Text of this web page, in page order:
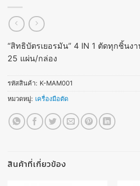
“สิทธิบัตรเยอรมัน” 4 IN 1 ตัดทุกชิ้นง
25 แผ่น/กล่อง
รหัสสินค้า: K-MAM001
หมวดหมู่: เครื่องมือตัด
สินค้าที่เกี่ยวข้อง